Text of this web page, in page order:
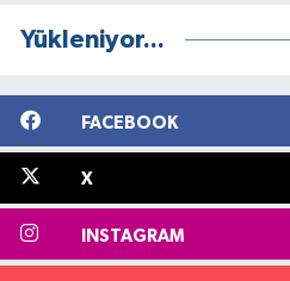
Yükleniyor...
FACEBOOK
X
INSTAGRAM